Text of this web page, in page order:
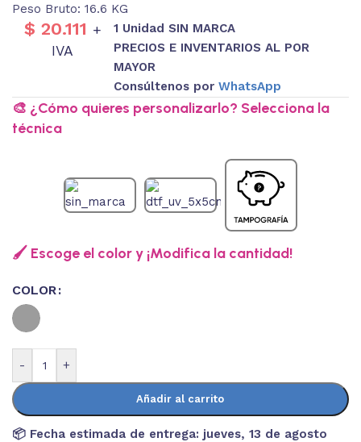
Peso Bruto: 16.6 KG
$ 20.111 +
IVA
1 Unidad SIN MARCA
PRECIOS E INVENTARIOS AL POR
MAYOR
Consúltenos por WhatsApp
🎨 ¿Cómo quieres personalizarlo? Selecciona la
técnica
🖌️ Escoge el color y ¡Modifica la cantidad!
COLOR
- +
Añadir al carrito
📦 Fecha estimada de entrega: jueves, 13 de agosto